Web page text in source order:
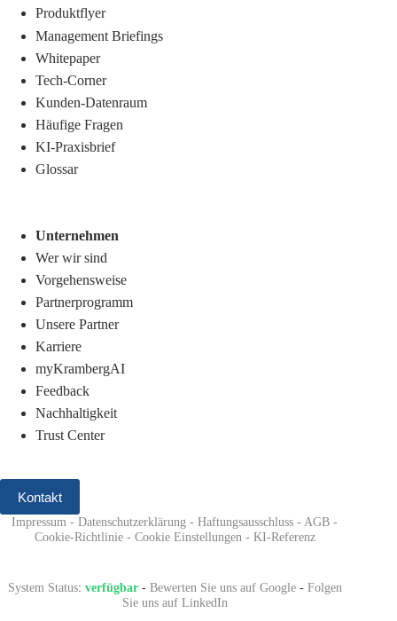
Produktflyer
Management Briefings
Whitepaper
Tech-Corner
Kunden-Datenraum
Häufige Fragen
KI-Praxisbrief
Glossar
Unternehmen
Wer wir sind
Vorgehensweise
Partnerprogramm
Unsere Partner
Karriere
myKrambergAI
Feedback
Nachhaltigkeit
Trust Center
Kontakt
Impressum -Datenschutzerklärung -Haftungsausschluss - AGB -
Cookie-Richtlinie- Cookie Einstellungen - KI-Referenz
System Status: verfügbar- Bewerten Sie uns auf Google- Folgen
Sie uns auf LinkedIn